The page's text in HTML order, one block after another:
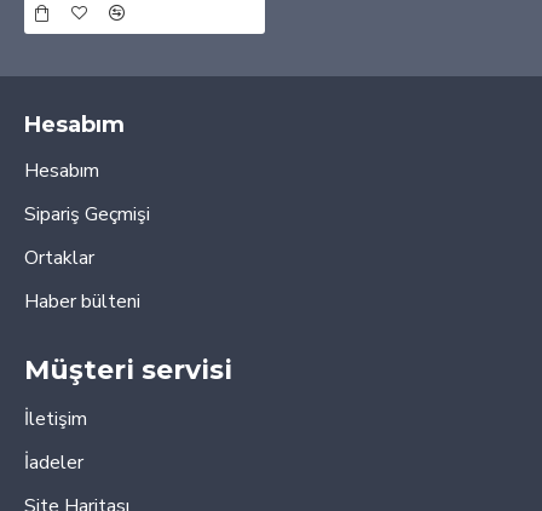
Hesabım
Hesabım
Sipariş Geçmişi
Ortaklar
Haber bülteni
Müşteri servisi
İletişim
İadeler